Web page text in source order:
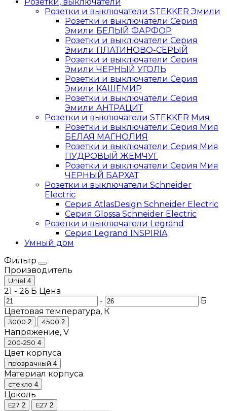
Розетки и выключатели STEKKER Эмили
Розетки и выключатели Серия
Эмили БЕЛЫЙ ФАРФОР
Розетки и выключатели Серия
Эмили ПЛАТИНОВО-СЕРЫЙ
Розетки и выключатели Серия
Эмили ЧЕРНЫЙ УГОЛЬ
Розетки и выключатели Серия
Эмили КАШЕМИР
Розетки и выключатели Серия
Эмили АНТРАЦИТ
Розетки и выключатели STEKKER Мия
Розетки и выключатели Серия Мия
БЕЛАЯ МАГНОЛИЯ
Розетки и выключатели Серия Мия
ПУДРОВЫЙ ЖЕМЧУГ
Розетки и выключатели Серия Мия
ЧЕРНЫЙ БАРХАТ
Розетки и выключатели Schneider
Electric
Серия AtlasDesign Schneider Electric
Серия Glossa Schneider Electric
Розетки и выключатели Legrand
Серия Legrand INSPIRIA
Умный дом
Фильтр
Производитель
Uniel 4
21 - 26 Б Цена
-
Б
Цветовая температура, К
3000 2 4500 2
Напряжение, V
200-250 4
Цвет корпуса
прозрачный 4
Материал корпуса
стекло 4
Цоколь
E27 2 Е27 2